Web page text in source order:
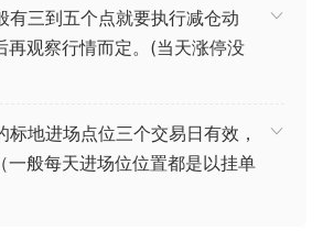
有三到五个点就要执行减仓动
再观察行情而定。(当天涨停没
标地进场点位三个交易日有效，
一般每天进场位位置都是以挂单